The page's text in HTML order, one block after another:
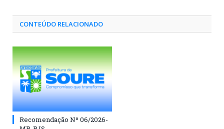
CONTEÚDO RELACIONADO
Recomendação Nº 06/2026-